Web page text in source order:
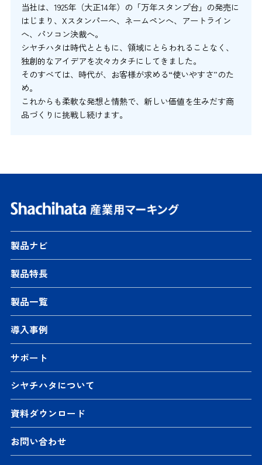
当社は、1925年（大正14年）の「万年スタンプ台」の発売に
はじまり、Xスタンパーへ、ネームペンへ、アートライン
へ、パソコン決裁へ。
シヤチハタは時代とともに、領域にとらわれることなく、
独創的なアイデアを次々カタチにしてきました。
そのすべては、時代が、お客様が求める“使いやすさ”のた
め。
これからも柔軟な発想と情熱で、新しい価値を生みだす商
品づくりに挑戦し続けます。
製品ナビ
製品特長
製品一覧
導入事例
サポート
シヤチハタについて
資料ダウンロード
お問い合わせ